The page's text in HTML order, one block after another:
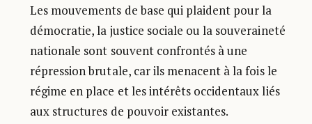
Les mouvements de base qui plaident pour la
démocratie, la justice sociale ou la souveraineté
nationale sont souvent confrontés à une
répression brutale, car ils menacent à la fois le
régime en place et les intérêts occidentaux liés
aux structures de pouvoir existantes.